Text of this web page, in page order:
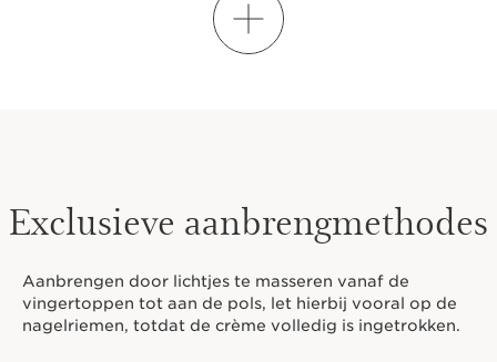
LEER MEER OVER
DE KUNST VAN HET MIXEN
Exclusieve aanbrengmethodes
Aanbrengen door lichtjes te masseren vanaf de
vingertoppen tot aan de pols, let hierbij vooral op de
nagelriemen, totdat de crème volledig is ingetrokken.